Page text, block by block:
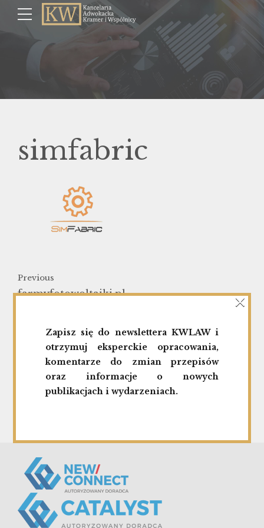
simfabric
Previous
farmyfotowoltaiki.pl
Yoshi Innovation S.A.
Zapisz się do newslettera KWLAW i
otrzymuj eksperckie opracowania,
komentarze do zmian przepisów
oraz informacje o nowych
publikacjach i wydarzeniach.
×